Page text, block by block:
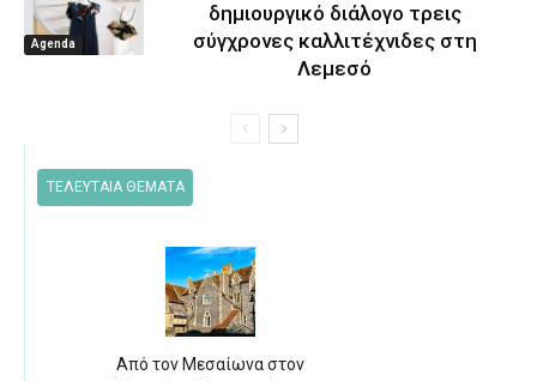
Agenda
δημιουργικό διάλογο τρεις
σύγχρονες καλλιτέχνιδες στη
Λεμεσό
ΤΕΛΕΥΤΑΙΑ ΘΕΜΑΤΑ
Από τον Μεσαίωνα στον